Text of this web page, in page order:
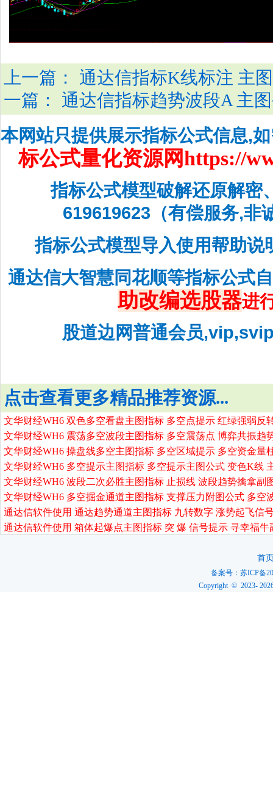
上一篇： 通达信指标K线标注 主
一篇： 通达信指标趋势波段A 主
本网站只提供展示指标公式信息,
标公式量化资源网https://
指标公式模型破解还原解密
619619623（有偿服务,非
指标公式模型导入使用帮助说
通达信大智慧同花顺等指标公式
助改编选股器进
股道边网普通会员
点击查看更多精品推荐资源...
文华财经WH6 双色多空看盘主图指标 多空点提示 红绿强弱反
文华财经WH6 震荡多空波段主图指标 多空震荡点 博弈共振趋
文华财经WH6 操盘线多空主图指标 多空区域提示 多空资金量
文华财经WH6 多空提示主图指标 多空提示主图公式 变色K线
文华财经WH6 波段二次必胜主图指标 止损线 波段趋势擒拿副
文华财经WH6 多空掘金通道主图指标 支撑压力附图公式 多空
通达信软件使用 通达趋势通道主图指标 九转数字 涨势起飞信
通达信软件使用 箱体起爆点主图指标 突 爆 信号提示 寻幸福
首
备案号：苏ICP备
Copyright © 2023-